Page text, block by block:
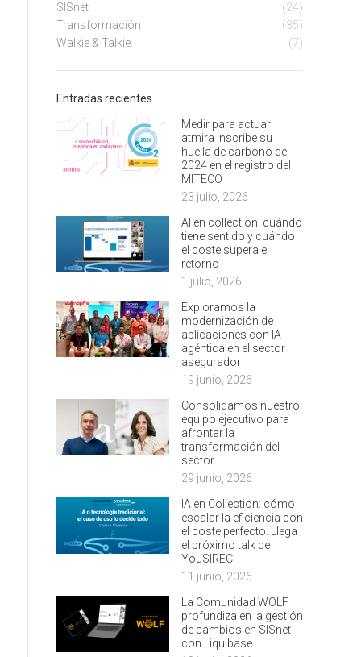
SISnet
(24)
Transformación
(35)
Walkie & Talkie
(7)
Entradas recientes
Medir para actuar:
atmira inscribe su
huella de carbono de
2024 en el registro del
MITECO
23 julio, 2026
AI en collection: cuándo
tiene sentido y cuándo
el coste supera el
retorno
1 julio, 2026
Exploramos la
modernización de
aplicaciones con IA
agéntica en el sector
asegurador
19 junio, 2026
Consolidamos nuestro
equipo ejecutivo para
afrontar la
transformación del
sector
29 junio, 2026
IA en Collection: cómo
escalar la eficiencia con
el coste perfecto. Llega
el próximo talk de
YouSIREC
11 junio, 2026
La Comunidad WOLF
profundiza en la gestión
de cambios en SISnet
con Liquibase